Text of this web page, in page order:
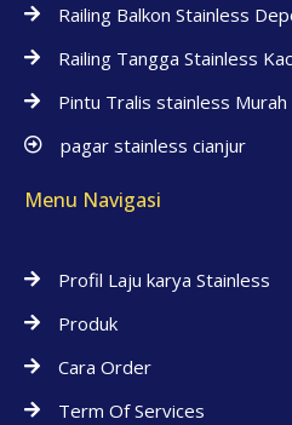
Railing Balkon Stainless
Railing Tangga Stainless
Pintu Tralis stainless Murah
pagar stainless cianjur
Menu Navigasi
Profil Laju karya Stainless
Produk
Cara Order
Term Of Services